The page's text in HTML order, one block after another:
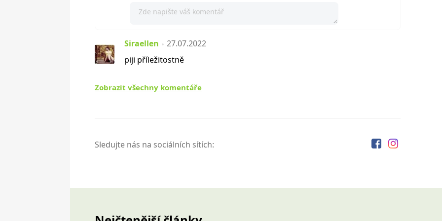
Siraellen
27.07.2022
piji příležitostně
Zobrazit všechny komentáře
Sledujte nás na sociálních sítích: